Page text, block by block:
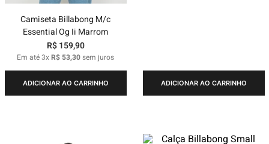
Camiseta Billabong M/c
Essential Og Ii Marrom
R$ 159,90
Em até3xR$ 53,30sem juros
ADICIONAR AO CARRINHO ADICIONAR AO CARRINHO